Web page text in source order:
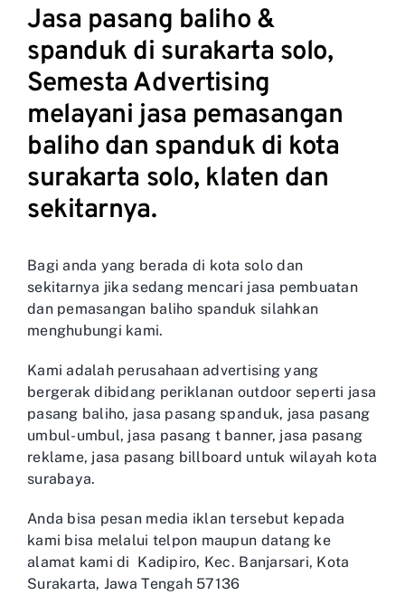
Jasa pasang baliho &
spanduk di surakarta solo,
Semesta Advertising
melayani jasa pemasangan
baliho dan spanduk di kota
surakarta solo, klaten dan
sekitarnya.
Bagi anda yang berada di kota solo dan
sekitarnya jika sedang mencari jasa pembuatan
dan pemasangan baliho spanduk silahkan
menghubungi kami.
Kami adalah perusahaan advertising yang
bergerak dibidang periklanan outdoor seperti jasa
pasang baliho, jasa pasang spanduk, jasa pasang
umbul-umbul, jasa pasang t banner, jasa pasang
reklame, jasa pasang billboard untuk wilayah kota
surabaya.
Anda bisa pesan media iklan tersebut kepada
kami bisa melalui telpon maupun datang ke
alamat kami di Kadipiro, Kec. Banjarsari, Kota
Surakarta, Jawa Tengah 57136